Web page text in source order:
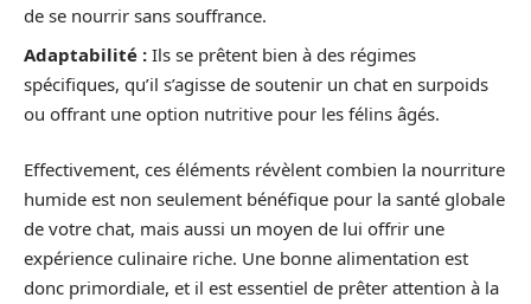
de se nourrir sans souffrance.
Adaptabilité : Ils se prêtent bien à des régimes
spécifiques, qu’il s’agisse de soutenir un chat en surpoids
ou offrant une option nutritive pour les félins âgés.
Effectivement, ces éléments révèlent combien la nourriture
humide est non seulement bénéfique pour la santé globale
de votre chat, mais aussi un moyen de lui offrir une
expérience culinaire riche. Une bonne alimentation est
donc primordiale, et il est essentiel de prêter attention à la